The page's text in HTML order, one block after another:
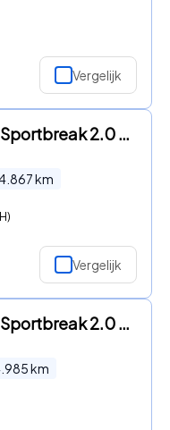
Vergelijk
Mazda 6 - Sportbreak 2.0 SkyActiv-G 165 Comfort | Achteropkomend verke
km
Vergelijk
Mazda 6 - Sportbreak 2.0 S-VT Exclusive AUTOMAAT/TREKHAAK/PDC/CRUISE C
km